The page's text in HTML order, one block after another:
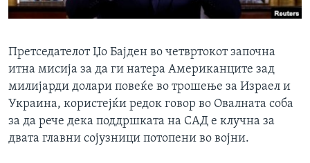
Претседателот Џо Бајден во четвртокот започна
итна мисија за да ги натера Американците зад
милијарди долари повеќе во трошење за Израел и
Украина, користејќи редок говор во Овалната соба
за да рече дека поддршката на САД е клучна за
двата главни сојузници потопени во војни.